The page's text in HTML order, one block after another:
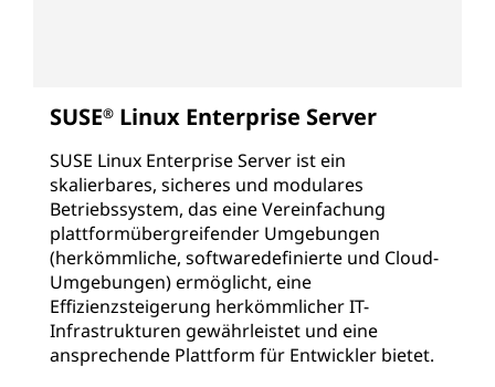
SUSE® Linux Enterprise Server
SUSE Linux Enterprise Server ist ein
skalierbares, sicheres und modulares
Betriebssystem, das eine Vereinfachung
plattformübergreifender Umgebungen
(herkömmliche, softwaredefinierte und Cloud-
Umgebungen) ermöglicht, eine
Effizienzsteigerung herkömmlicher IT-
Infrastrukturen gewährleistet und eine
ansprechende Plattform für Entwickler bietet.